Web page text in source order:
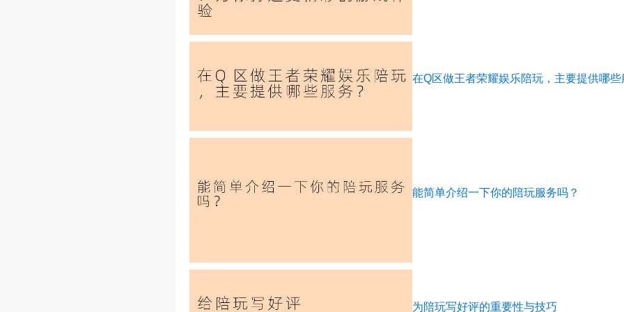
在Q区做王者荣耀娱乐陪玩，主要提供哪些
能简单介绍一下你的陪玩服务吗？
为陪玩写好评的重要性与技巧